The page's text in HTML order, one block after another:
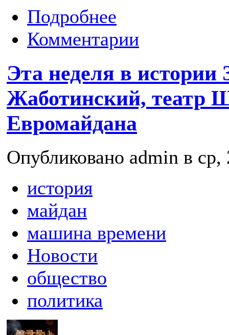
Подробнее
Комментарии
Эта неделя в истории
Жаботинский, театр
Евромайдана
Опубликовано admin в
история
майдан
машина времени
Новости
общество
политика